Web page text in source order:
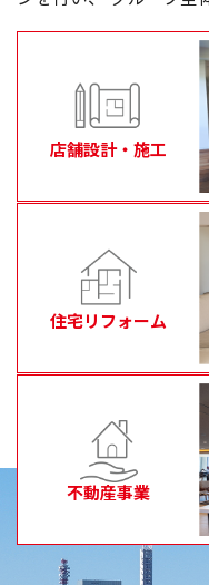
店舗設計・施工
住宅リフォーム
不動産事業